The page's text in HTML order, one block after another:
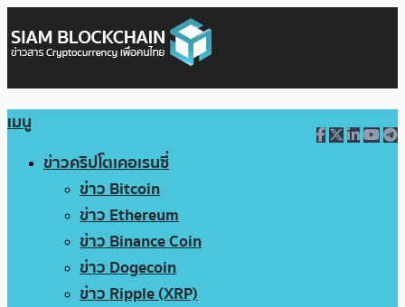
เมนู
ข่าวคริปโตเคอเรนซี่
ข่าว Bitcoin
ข่าว Ethereum
ข่าว Binance Coin
ข่าว Dogecoin
ข่าว Ripple (XRP)